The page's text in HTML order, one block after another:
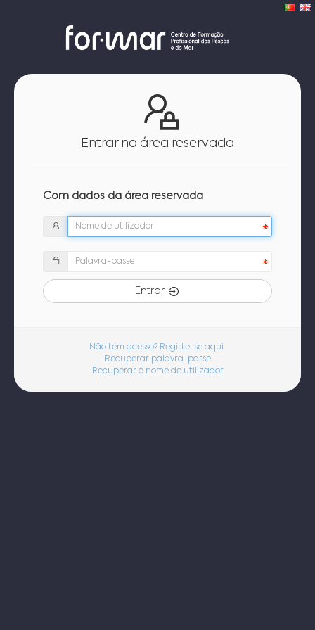
Entrar na área reservada
Com dados da área reservada
Entrar
Não tem acesso? Registe-se aqui.
Recuperar palavra-passe
Recuperar o nome de utilizador